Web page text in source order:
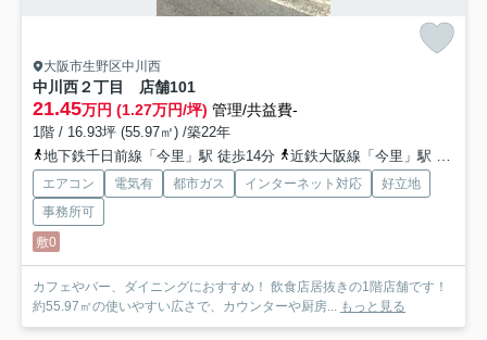
大阪市生野区中川西
中川西２丁目 店舗101
21.45万円 (1.27万円/坪) 管理/共益費-
1階 / 16.93坪 (55.97㎡) /築22年
地下鉄千日前線「今里」駅 徒歩14分
近鉄大阪線「今里」駅 徒歩14分
エアコン 電気有 都市ガス インターネット対応
好立地
事務所可
敷0
カフェやバー、ダイニングにおすすめ！ 飲食店居抜きの1階店舗です！
約55.97㎡の使いやすい広さで、カウンターや厨房... もっと見る